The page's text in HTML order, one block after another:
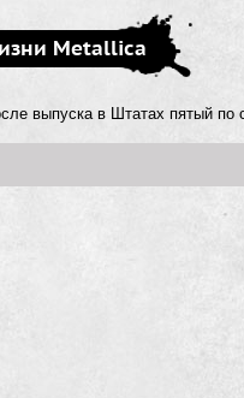
Metallica
выпуска в Штатах пятый